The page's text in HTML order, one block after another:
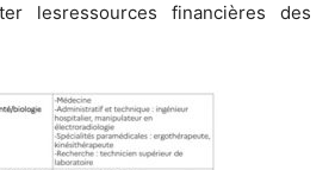
lesressources financières des